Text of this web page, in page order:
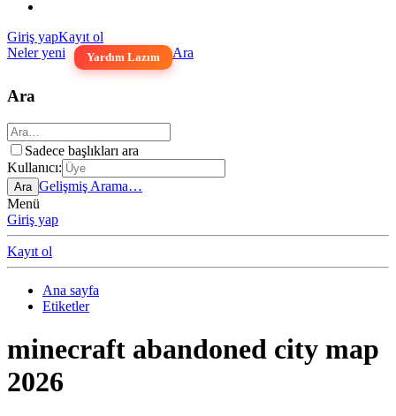
Giriş yapKayıt ol
Neler yeni
Yardım Lazım Ara
Ara
Sadece başlıkları ara
Kullanıcı:
Ara Gelişmiş Arama…
Menü
Giriş yap
Kayıt ol
Ana sayfa
Etiketler
minecraft abandoned city map
2026